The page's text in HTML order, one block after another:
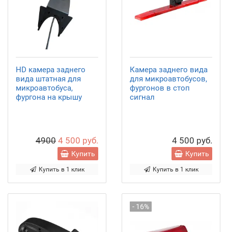
HD камера заднего
вида штатная для
микроавтобуса,
фургона на крышу
4900 4 500 руб.
Купить
Купить в 1 клик
Камера заднего вида
для микроавтобусов,
фургонов в стоп
сигнал
4 500 руб.
Купить
Купить в 1 клик
- 16%